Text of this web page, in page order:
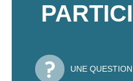
UNE